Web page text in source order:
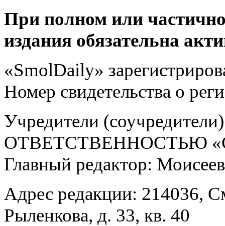
При полном или
издания обязательна
«SmolDaily»
Номер свидетельства о
Учредители
ОТВЕТСТВЕННОСТЬЮ
Главный редактор:
Адрес редакции: 214036,
Рыленкова, д. 33, кв. 40